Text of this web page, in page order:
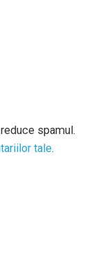
spamul.
tale.